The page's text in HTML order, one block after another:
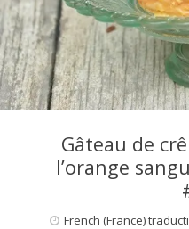
Gâteau de
l’orange
French (France)